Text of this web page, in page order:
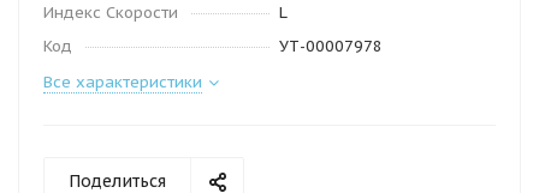
Индекс Скорости
L
Код
УТ-00007978
Все характеристики
Поделиться